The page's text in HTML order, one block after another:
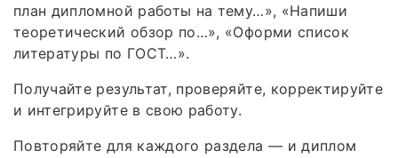
план дипломной работы на тему…», «Напиши
теоретический обзор по…», «Оформи список
литературы по ГОСТ…».
Получайте результат, проверяйте, корректируйте
и интегрируйте в свою работу.
Повторяйте для каждого раздела — и диплом